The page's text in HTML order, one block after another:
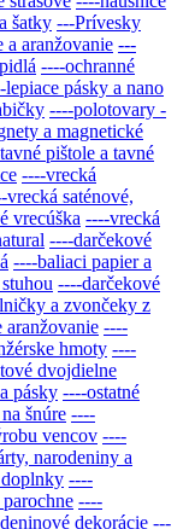
šatky ---Prívesky
a aranžovanie ---
----ochranné
lepiace pásky a nano
----polotovary -
a magnetické
pištole a tavné
----vrecká
vrecká saténové,
vrecúška ----vrecká
----darčekové
----baliaci papier a
----darčekové
a zvončeky z
aranžovanie ----
hmoty ----
dvojdielne
pásky ----ostatné
šnúre ----
vencov ----
narodeniny a
----
----
dekorácie ---